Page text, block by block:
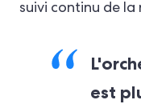
suivi continu de
est